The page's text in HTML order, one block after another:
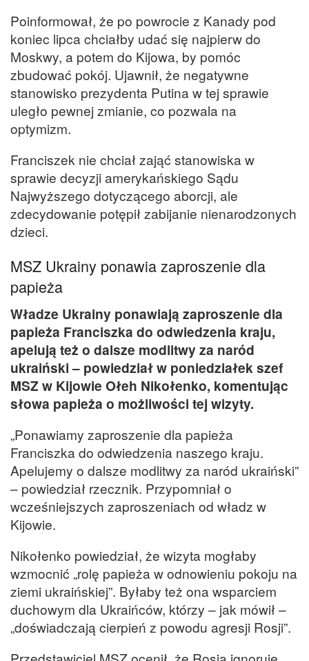
Poinformował, że po powrocie z Kanady pod
koniec lipca chciałby udać się najpierw do
Moskwy, a potem do Kijowa, by pomóc
zbudować pokój. Ujawnił, że negatywne
stanowisko prezydenta Putina w tej sprawie
uległo pewnej zmianie, co pozwala na
optymizm.
Franciszek nie chciał zająć stanowiska w
sprawie decyzji amerykańskiego Sądu
Najwyższego dotyczącego aborcji, ale
zdecydowanie potępił zabijanie nienarodzonych
dzieci.
MSZ Ukrainy ponawia zaproszenie dla
papieża
Władze Ukrainy ponawiają zaproszenie dla
papieża Franciszka do odwiedzenia kraju,
apelują też o dalsze modlitwy za naród
ukraiński – powiedział w poniedziałek szef
MSZ w Kijowie Ołeh Nikołenko, komentując
słowa papieża o możliwości tej wizyty.
„Ponawiamy zaproszenie dla papieża
Franciszka do odwiedzenia naszego kraju.
Apelujemy o dalsze modlitwy za naród ukraiński”
– powiedział rzecznik. Przypomniał o
wcześniejszych zaproszeniach od władz w
Kijowie.
Nikołenko powiedział, że wizyta mogłaby
wzmocnić „rolę papieża w odnowieniu pokoju na
ziemi ukraińskiej”. Byłaby też ona wsparciem
duchowym dla Ukraińców, którzy – jak mówił –
„doświadczają cierpień z powodu agresji Rosji”.